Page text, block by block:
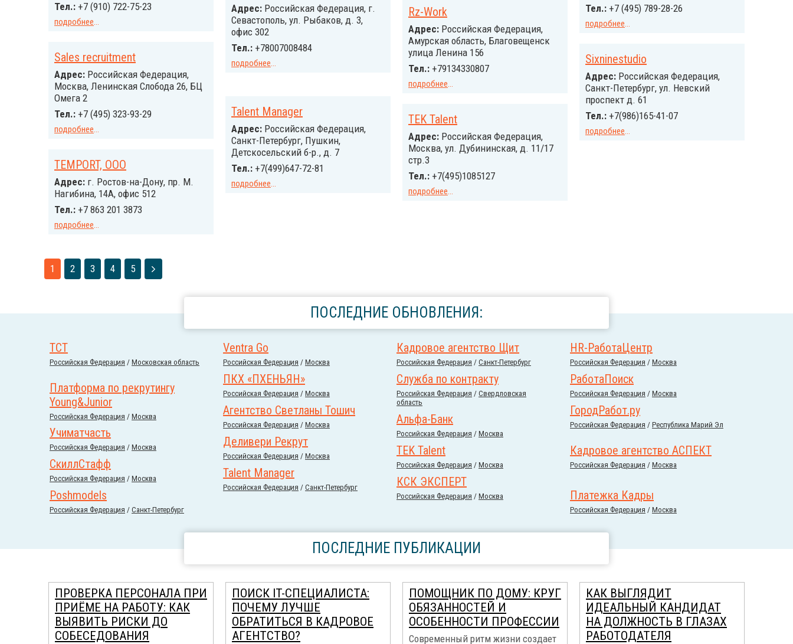
Тел.: +7 (495) 789-28-26
подробнее...
Тел.: +7 (910) 722-75-23
подробнее...
Адрес: Российcкая Федерация, г.
Севастополь, ул. Рыбаков, д. 3,
офис 302
Тел.: +78007008484
подробнее...
Rz-Work
Адрес: Российcкая Федерация,
Амурская область, Благовещенск
улица Ленина 156
Тел.: +79134330807
подробнее...
Sales recruitment
Адрес: Российcкая Федерация,
Москва, Ленинская Слобода 26, БЦ
Омега 2
Тел.: +7 (495) 323-93-29
подробнее...
Sixninestudio
Адрес: Российcкая Федерация,
Санкт-Петербург, ул. Невский
проспект д. 61
Тел.: +7(986)165-41-07
подробнее...
Talent Manager
Адрес: Российcкая Федерация,
Санкт-Петербург, Пушкин,
Детскосельский б-р., д. 7
Тел.: +7(499)647-72-81
подробнее...
TEK Talent
Адрес: Российcкая Федерация,
Москва, ул. Дубининская, д. 11/17
стр.3
Тел.: +7(495)1085127
подробнее...
TEMPORT, ООО
Адрес: г. Ростов-на-Дону, пр. М.
Нагибина, 14А, офис 512
Тел.: +7 863 201 3873
подробнее...
1 2 3 4 5
ПОСЛЕДНИЕ ОБНОВЛЕНИЯ:
ТСТ
Российcкая Федерация / Московская область
Ventra Go
Российcкая Федерация / Москва
Кадровое агентство Щит
Российcкая Федерация / Санкт-Петербург
HR-РаботаЦентр
Российcкая Федерация / Москва
ПКХ «ПХЕНЬЯН»
Российcкая Федерация / Москва
Служба по контракту
Российcкая Федерация / Свердловская
область
РаботаПоиск
Российcкая Федерация / Москва
Платформа по рекрутингу
Young&Junior
Российcкая Федерация / Москва Агентство Светланы Тошич
Российcкая Федерация / Москва
ГородРабот.ру
Российcкая Федерация / Республика Марий Эл
Альфа-Банк
Российcкая Федерация / Москва
Учиматчасть
Российcкая Федерация / Москва Деливери Рекрут
Российcкая Федерация / Москва TEK Talent
Российcкая Федерация / Москва
Кадровое агентство АСПЕКТ
Российcкая Федерация / Москва
СкиллСтафф
Российcкая Федерация / Москва Talent Manager
Российcкая Федерация / Санкт-Петербург КСК ЭКСПЕРТ
Российcкая Федерация / Москва
Poshmodels
Российcкая Федерация / Санкт-Петербург
Платежка Кадры
Российcкая Федерация / Москва
ПОСЛЕДНИЕ ПУБЛИКАЦИИ
ПРОВЕРКА ПЕРСОНАЛА ПРИ
ПРИЁМЕ НА РАБОТУ: КАК
ВЫЯВИТЬ РИСКИ ДО
СОБЕСЕДОВАНИЯ
ПОИСК IT-СПЕЦИАЛИСТА:
ПОЧЕМУ ЛУЧШЕ
ОБРАТИТЬСЯ В КАДРОВОЕ
АГЕНТСТВО?
ПОМОЩНИК ПО ДОМУ: КРУГ
ОБЯЗАННОСТЕЙ И
ОСОБЕННОСТИ ПРОФЕССИИ
Современный ритм жизни создает
КАК ВЫГЛЯДИТ
ИДЕАЛЬНЫЙ КАНДИДАТ
НА ДОЛЖНОСТЬ В ГЛАЗАХ
РАБОТОДАТЕЛЯ